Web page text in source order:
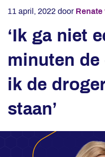
11 april, 2022 door
‘Ik ga niet
minuten
ik de
staan’